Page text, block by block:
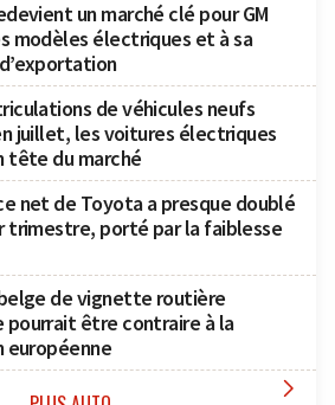
un marché clé pour GM
modèles électriques et à sa
de véhicules neufs
juillet, les voitures électriques
tête du marché
net de Toyota a presque doublé
trimestre, porté par la faiblesse
de vignette routière
pourrait être contraire à la
européenne
